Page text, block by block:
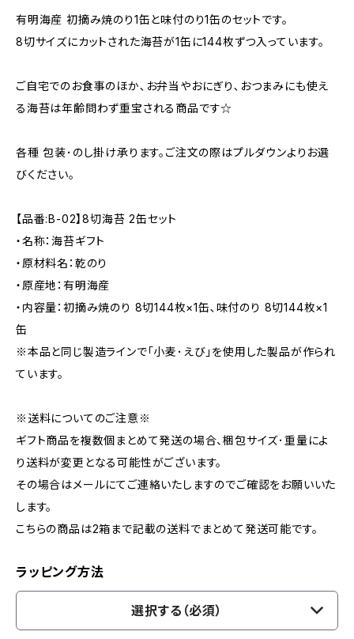
有明海産 初摘み焼のり1缶と味付のり1缶のセットです。
8切サイズにカットされた海苔が1缶に144枚ずつ入っています。
ご自宅でのお食事のほか､お弁当やおにぎり､おつまみにも使え
る海苔は年齢問わず重宝される商品です☆
各種 包装･のし掛け承ります。ご注文の際はプルダウンよりお選
びください。
【品番:B-02】8切海苔 2缶セット
・名称：海苔ギフト
・原材料名：乾のり
・原産地：有明海産
・内容量：初摘み焼のり 8切144枚×1缶､味付のり 8切144枚×1
缶
※本品と同じ製造ラインで｢小麦･えび｣を使用した製品が作られ
ています。
※送料についてのご注意※
ギフト商品を複数個まとめて発送の場合、梱包サイズ･重量によ
り送料が変更となる可能性がございます。
その場合はメールにてご連絡いたしますのでご確認をお願いいた
します。
こちらの商品は2箱まで記載の送料でまとめて発送可能です。
ラッピング方法
選択する（必須）